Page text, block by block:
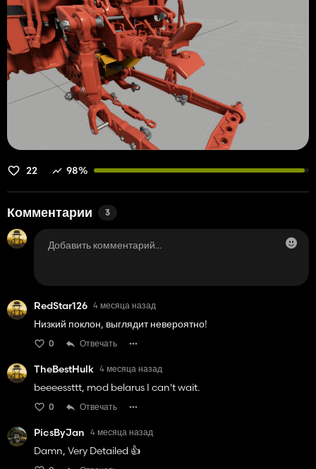
22 98%
Комментарии 3
RedStar126 4 месяца назад
Низкий поклон, выглядит невероятно!
0 Отвечать
TheBestHulk 4 месяца назад
beeeessttt, mod belarus I can't wait.
0 Отвечать
PicsByJan 4 месяца назад
Damn, Very Detailed 👍️